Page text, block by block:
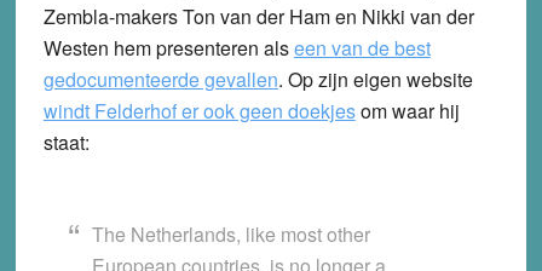
Zembla-makers Ton van der Ham en Nikki van der
Westen hem presenteren alseen van de best
gedocumenteerde gevallen. Op zijn eigen website
windt Felderhof er ook geen doekjesom waar hij
staat:
The Netherlands, like most other